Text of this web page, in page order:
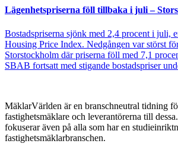
Lägenhetspriserna föll tillbaka i juli –
Bostadspriserna sjönk med 2,4 procent i juli,
Housing Price Index. Nedgången var störst
Storstockholm där priserna föll med 7,1
SBAB fortsatt med stigande bostadspriser
MäklarVärlden är en branschneutral tidning
fastighetsmäklare och leverantörerna till
fokuserar även på alla som har en
fastighetsmäklarbranschen.